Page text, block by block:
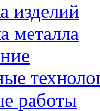
изделий
металла
работы